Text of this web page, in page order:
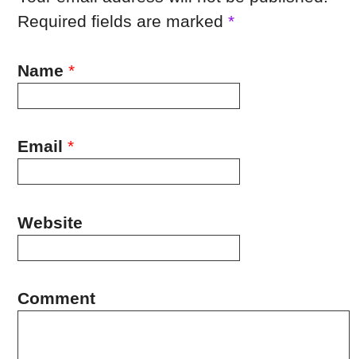
Required fields are marked*
Name *
Email *
Website
Comment